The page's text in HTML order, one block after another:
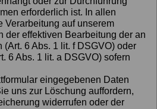
erforderlich ist. In allen
Verarbeitung auf unserem
der effektiven Bearbeitung der an
(Art. 6 Abs. 1 lit. f DSGVO) oder
6 Abs. 1 lit. a DSGVO) sofern
eingegebenen Daten
uns zur Löschung auffordern,
widerrufen oder der